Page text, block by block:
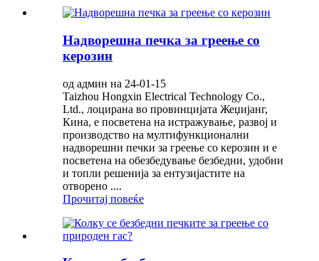
Надворешна печка за греење со
керозин
од админ на 24-01-15
Taizhou Hongxin Electrical Technology Co.,
Ltd., лоцирана во провинцијата Жеџијанг,
Кина, е посветена на истражување, развој и
производство на мултифункционални
надворешни печки за греење со керозин и е
посветена на обезбедување безбедни, удобни
и топли решенија за ентузијастите на
отворено ....
Прочитај повеќе